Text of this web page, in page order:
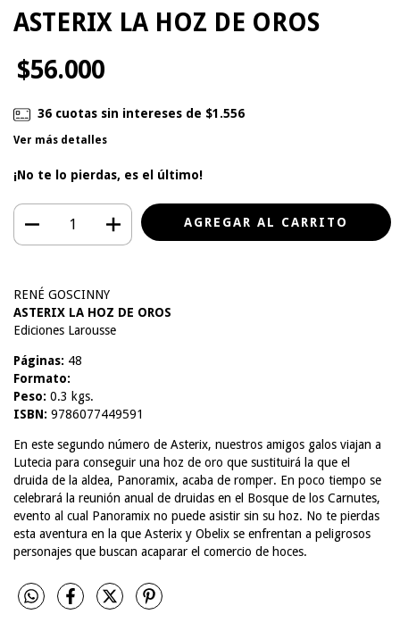
ASTERIX LA HOZ DE OROS
$56.000
36 cuotas sin intereses de $1.556
Ver más detalles
¡No te lo pierdas, es el último!
RENÉ GOSCINNY
ASTERIX LA HOZ DE OROS
Ediciones Larousse
Páginas: 48
Formato:
Peso: 0.3 kgs.
ISBN: 9786077449591
En este segundo número de Asterix, nuestros amigos galos viajan a
Lutecia para conseguir una hoz de oro que sustituirá la que el
druida de la aldea, Panoramix, acaba de romper. En poco tiempo se
celebrará la reunión anual de druidas en el Bosque de los Carnutes,
evento al cual Panoramix no puede asistir sin su hoz. No te pierdas
esta aventura en la que Asterix y Obelix se enfrentan a peligrosos
personajes que buscan acaparar el comercio de hoces.